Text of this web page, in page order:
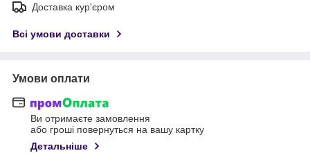
Доставка кур'єром
Всі умови доставки
Умови оплати
Ви отримаєте замовлення
або гроші повернуться на вашу картку
Детальніше